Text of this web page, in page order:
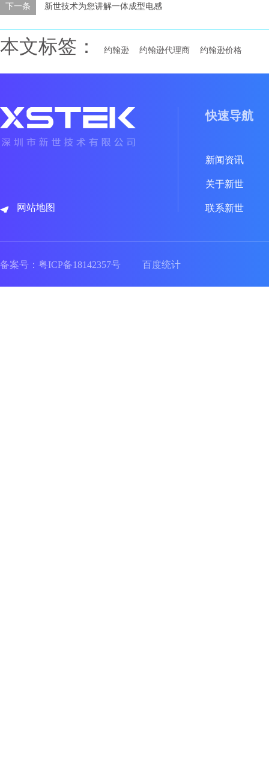
下一条 新世技术为您讲解一体成型电感
本文标签： 约翰逊 约翰逊代理商 约翰逊价格
网站地图
快速导航
新闻资讯
关于新世
联系新世
备案号： 粤ICP备18142357号 百度统计